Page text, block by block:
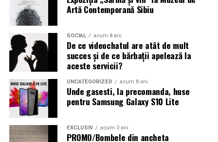
Tratamentul hormonal al endometriozei
(contraceptive, progestative, analogi GnRH)
îmbunătățește fertilitateași nu trebuie recomandat cu
scopul de a crește șansele de sarcină. Suprimarea
hormonală oprește funcția ovariană și, implicit, orice
posibilitate de concepție pe durata tratamentului.
Analogii GnRH sunt folosiți uneoripreoperatorpentru
a reduce volumul și vascularizația leziunilor (facilitând
chirurgia), sau
postoperatorpentru a preveni recurența
— dar nu ca tratament de fertilitate în sine.
infrastructură energetică
„Există un decalaj
structural între
cerințele actuale ale
fondurilor europene —
care impun
echipamente 100%
Artă Contemporană Sibiu
SOCIAL acum 8 ani
De ce videochatul are atât de mult
succes și de ce bărbații apelează la
aceste servicii?
UNCATEGORIZED acum 8 ani
Unde gasesti, la precomanda, huse
pentru Samsung Galaxy S10 Lite
EXCLUSIV acum 3 ani
PROMO/Bombele din ancheta